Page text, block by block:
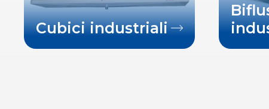
Cubici industriali